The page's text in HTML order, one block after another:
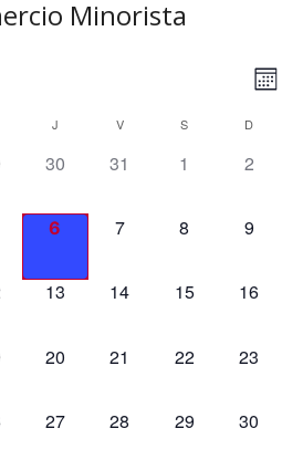
Minorista
de
de
Mes
J V S D
0
30
0
31
0
1
0
2
0
6
0
7
0
8
0
9
0
13
0
14
0
15
0
16
0
20
0
21
0
22
0
23
0
27
0
28
0
29
0
30